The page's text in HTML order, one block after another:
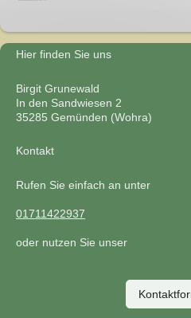
Hier finden Sie uns
Birgit Grunewald
In den Sandwiesen 2
35285 Gemünden (Wohra)
Kontakt
Rufen Sie einfach an unter
01711422937
oder nutzen Sie unser